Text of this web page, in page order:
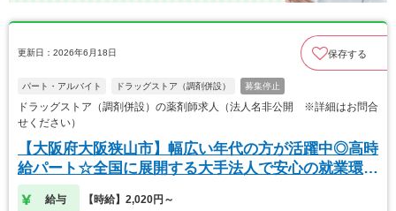
更新日：2026年6月18日 保存する
パート・アルバイト ドラッグストア（調剤併設） 募集停止
ドラッグストア（調剤併設）の薬剤師求人（法人名非公開 ※詳細はお問合
せください）
【大阪府大阪狭山市】幅広い年代の方が活躍中◎高時
給パート☆全国に展開する大手法人で安心の就業環
境！
給与 【時給】2,020円～